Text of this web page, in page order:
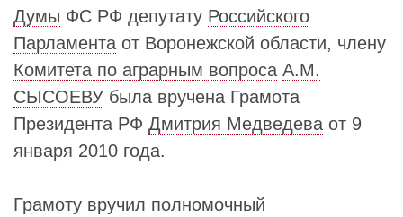
Думы ФС РФ депутату Российского
Парламента от Воронежской области, члену
Комитета по аграрным вопроса А.М.
СЫСОЕВУ была вручена Грамота
Президента РФ Дмитрия Медведева от 9
января 2010 года.
Грамоту вручил полномочный